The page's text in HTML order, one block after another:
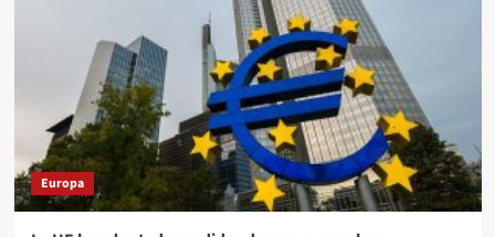
Europa